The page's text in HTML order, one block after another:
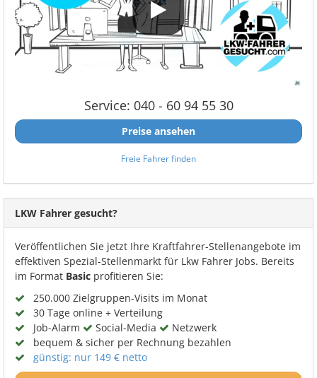
Service: 040 - 60 94 55 30
Preise ansehen
Freie Fahrer finden
LKW Fahrer gesucht?
Veröffentlichen Sie jetzt Ihre Kraftfahrer-Stellenangebote im
effektiven Spezial-Stellenmarkt für Lkw Fahrer Jobs. Bereits
im Format Basic profitieren Sie:
250.000 Zielgruppen-Visits im Monat
30 Tage online + Verteilung
Job-Alarm
Social-Media
Netzwerk
bequem & sicher per Rechnung bezahlen
günstig: nur 149 € netto